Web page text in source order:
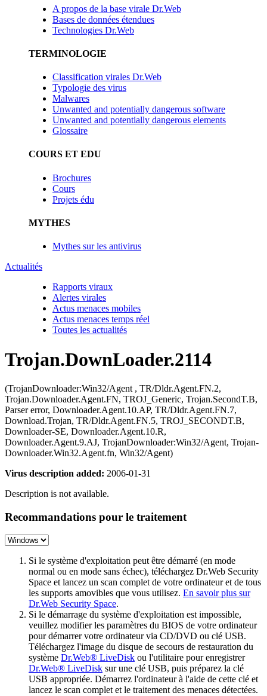
A propos de la base virale Dr.Web
Bases de données étendues
Technologies Dr.Web
TERMINOLOGIE
Classification virales Dr.Web
Typologie des virus
Malwares
Unwanted and potentially dangerous software
Unwanted and potentially dangerous elements
Glossaire
COURS ET EDU
Brochures
Cours
Projets édu
MYTHES
Mythes sur les antivirus
Actualités
Rapports viraux
Alertes virales
Actus menaces mobiles
Actus menaces temps réel
Toutes les actualités
Trojan.DownLoader.2114
(TrojanDownloader:Win32/Agent , TR/Dldr.Agent.FN.2,
Trojan.Downloader.Agent.FN, TROJ_Generic, Trojan.SecondT.B,
Parser error, Downloader.Agent.10.AP, TR/Dldr.Agent.FN.7,
Download.Trojan, TR/Dldr.Agent.FN.5, TROJ_SECONDT.B,
Downloader-SE, Downloader.Agent.10.R,
Downloader.Agent.9.AJ, TrojanDownloader:Win32/Agent, Trojan-
Downloader.Win32.Agent.fn, Win32/Agent)
Virus description added: 2006-01-31
Description is not available.
Recommandations pour le traitement
Si le système d'exploitation peut être démarré (en mode
normal ou en mode sans échec), téléchargez Dr.Web Security
Space et lancez un scan complet de votre ordinateur et de tous
les supports amovibles que vous utilisez. En savoir plus sur
Dr.Web Security Space.
Si le démarrage du système d'exploitation est impossible,
veuillez modifier les paramètres du BIOS de votre ordinateur
pour démarrer votre ordinateur via CD/DVD ou clé USB.
Téléchargez l'image du disque de secours de restauration du
système Dr.Web® LiveDisk ou l'utilitaire pour enregistrer
Dr.Web® LiveDisk sur une clé USB, puis préparez la clé
USB appropriée. Démarrez l'ordinateur à l'aide de cette clé et
lancez le scan complet et le traitement des menaces détectées.